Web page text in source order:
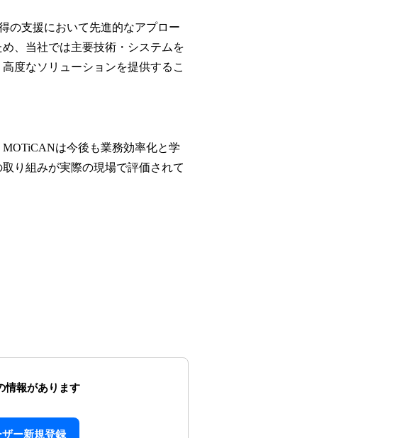
の支援において先進的なアプロー
、当社では主要技術・システムを
度なソリューションを提供するこ
は今後も業務効率化と学
り組みが実際の現場で評価されて
情報があります
ザー新規登録